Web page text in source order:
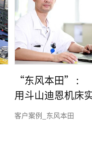
“东风本田” :
用斗山迪恩机床
和高品质
客户案例_东风本田